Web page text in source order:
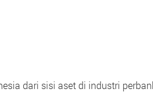
dari sisi aset di industri